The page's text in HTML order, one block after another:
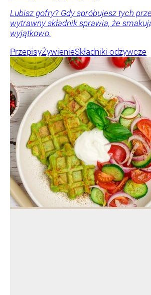
Lubisz gofry? Gdy spróbujesz tych
wytrawny składnik sprawia, że
wyjątkowo.
PrzepisyŻywienieSkładniki odżywcze